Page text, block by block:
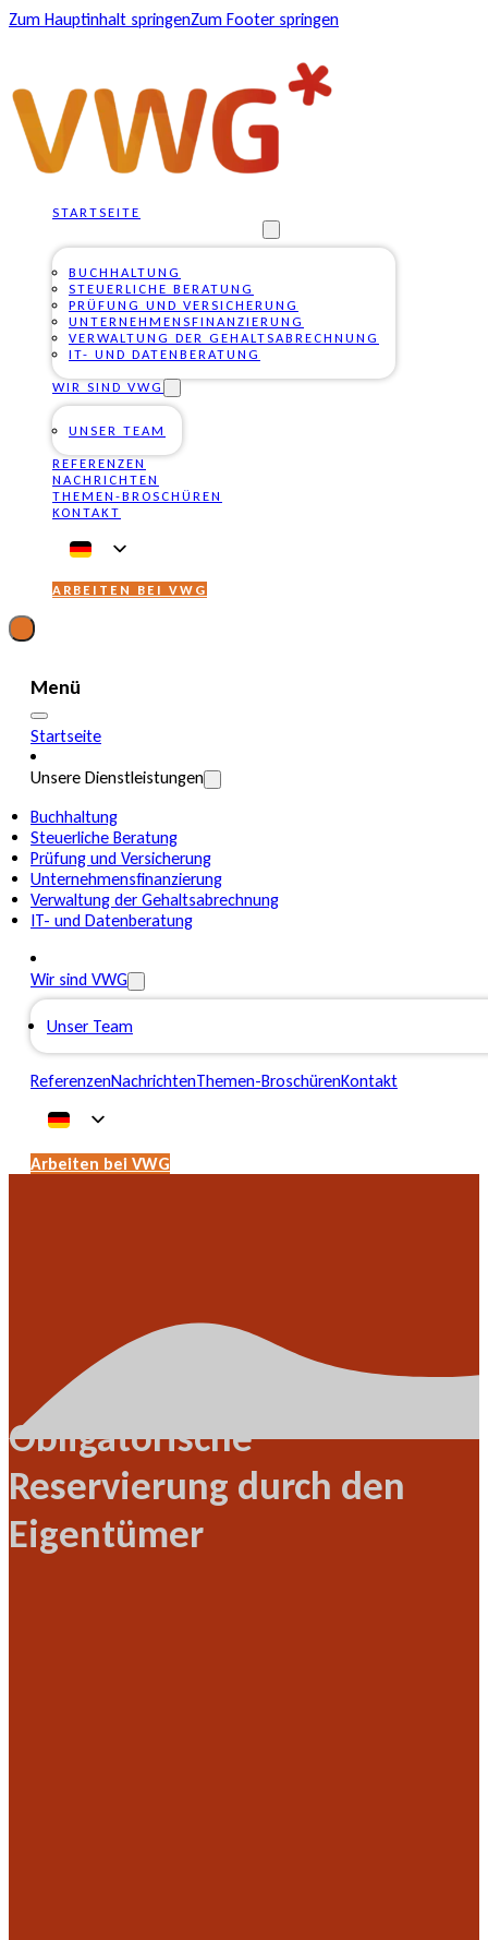
Zum Hauptinhalt springenZum Footer springen
STARTSEITE
BUCHHALTUNG
STEUERLICHE BERATUNG
PRÜFUNG UND VERSICHERUNG
UNTERNEHMENSFINANZIERUNG
VERWALTUNG DER GEHALTSABRECHNUNG
IT- UND DATENBERATUNG
WIR SIND VWG
UNSER TEAM
REFERENZEN
NACHRICHTEN
THEMEN-BROSCHÜREN
KONTAKT
ARBEITEN BEI VWG
Menü
Startseite
Unsere Dienstleistungen
Buchhaltung
Steuerliche Beratung
Prüfung und Versicherung
Unternehmensfinanzierung
Verwaltung der Gehaltsabrechnung
IT- und Datenberatung
Wir sind VWG
Unser Team
ReferenzenNachrichtenThemen-BroschürenKontakt
Arbeiten bei VWG
Obligatorische
Reservierung durch den
Eigentümer